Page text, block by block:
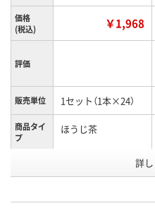
価格
(税込)
￥1,968
評価
販売単位 1セット（1本×24）
商品タイ
プ
ほうじ茶
詳